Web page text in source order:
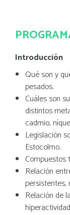
Introducción
Qué son y
pesados.
Cuáles son
distintos
cadmio,
Legislación
Estocolmo.
Compuestos
Relación
persistentes,
Relación de